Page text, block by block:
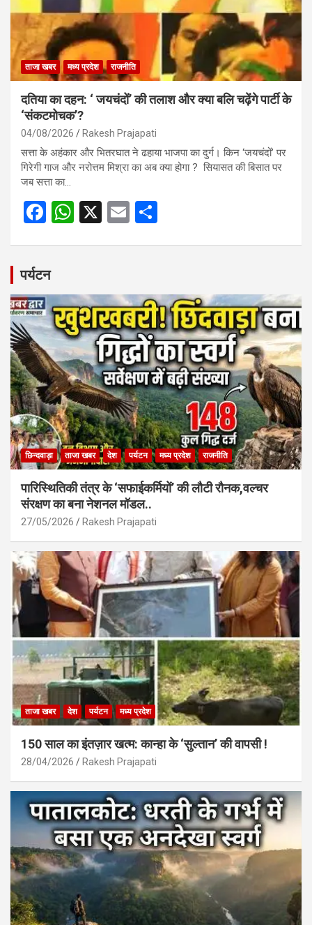
ताजा खबर मध्य प्रदेश राजनीति
दतिया का दहन: ‘ जयचंदों’ की तलाश और क्या बलि चढ़ेंगे पार्टी के
‘संकटमोचक’?
04/08/2026 Rakesh Prajapati
सत्ता के अहंकार और भितरघात ने ढहाया भाजपा का दुर्ग। किन ‘जयचंदों’ पर
गिरेगी गाज और नरोत्तम मिश्रा का अब क्या होगा ? सियासत की बिसात पर
जब सत्ता का…
F
b
o
o
k
W
A
p
p
X
E
पर्यटन
छिन्दवाड़ा ताजा खबर देश पर्यटन मध्य प्रदेश राजनीति
पारिस्थितिकी तंत्र के ‘सफाईकर्मियों’ की लौटी रौनक,वल्चर
संरक्षण का बना नेशनल मॉडल..
27/05/2026 Rakesh Prajapati
ताजा खबर देश पर्यटन मध्य प्रदेश
150 साल का इंतज़ार खत्म: कान्हा के ‘सुल्तान’ की वापसी !
28/04/2026 Rakesh Prajapati